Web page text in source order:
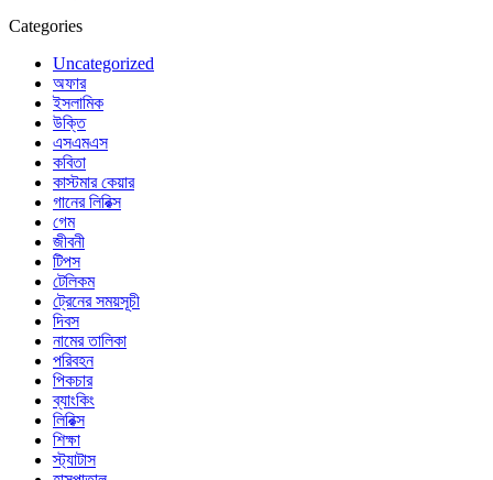
Categories
Uncategorized
অফার
ইসলামিক
উক্তি
এসএমএস
কবিতা
কাস্টমার কেয়ার
গানের লিরিক্স
গেম
জীবনী
টিপস
টেলিকম
ট্রেনের সময়সূচী
দিবস
নামের তালিকা
পরিবহন
পিকচার
ব্যাংকিং
লিরিক্স
শিক্ষা
স্ট্যাটাস